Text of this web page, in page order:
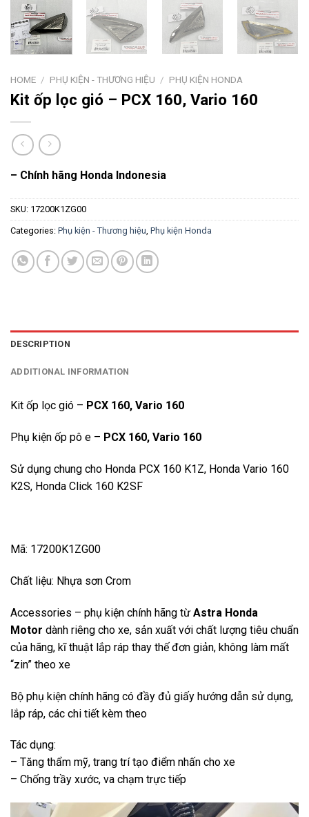
HOME / PHỤ KIỆN - THƯƠNG HIỆU / PHỤ KIỆN HONDA
Kit ốp lọc gió – PCX 160, Vario 160
– Chính hãng Honda Indonesia
SKU: 17200K1ZG00
Categories: Phụ kiện - Thương hiệu, Phụ kiện Honda
DESCRIPTION
ADDITIONAL INFORMATION
Kit ốp lọc gió – PCX 160, Vario 160
Phụ kiện ốp pô e – PCX 160, Vario 160
Sử dụng chung cho Honda PCX 160 K1Z, Honda Vario 160
K2S, Honda Click 160 K2SF
Mã: 17200K1ZG00
Chất liệu: Nhựa sơn Crom
Accessories – phụ kiện chính hãng từ Astra Honda
Motor dành riêng cho xe, sản xuất với chất lượng tiêu chuẩn
của hãng, kĩ thuật lắp ráp thay thế đơn giản, không làm mất
“zin” theo xe
Bộ phụ kiện chính hãng có đầy đủ giấy hướng dẫn sử dụng,
lắp ráp, các chi tiết kèm theo
Tác dụng:
– Tăng thẩm mỹ, trang trí tạo điểm nhấn cho xe
– Chống trầy xước, va chạm trực tiếp